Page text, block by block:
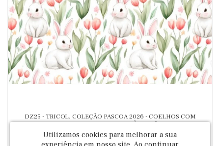
DZ25 - TRICOL. COLEÇÃO PASCOA 2026 - COELHOS COM
TULIPAS ROSA - 100% ALGODÃO 04169-001
Código: P0047C01
Utilizamos cookies para melhorar a sua